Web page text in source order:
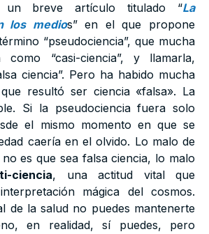
un breve artículo titulado “La
los medios” en el que propone
“pseudociencia”, que mucha
como “casi-ciencia”, y llamarla,
ciencia”. Pero ha habido mucha
que resultó ser ciencia «falsa». La
Si la pseudociencia fuera solo
el mismo momento en que se
caería en el olvido. Lo malo de
es que sea falsa ciencia, lo malo
ciencia, una actitud vital que
mágica del cosmos.
de la salud no puedes mantenerte
en realidad, sí puedes, pero